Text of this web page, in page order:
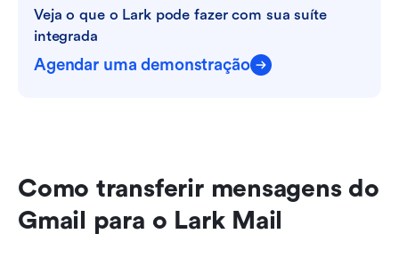
Veja o que o Lark pode fazer com sua suíte
integrada
Agendar uma demonstração
Como transferir mensagens do
Gmail para o Lark Mail